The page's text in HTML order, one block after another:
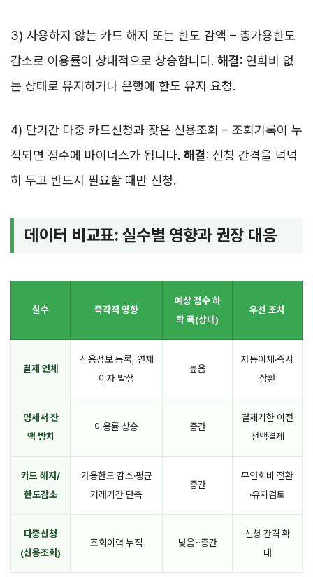
3) 사용하지 않는 카드 해지 또는 한도 감액 – 총가용한도
감소로 이용률이 상대적으로 상승합니다. 해결: 연회비 없
는 상태로 유지하거나 은행에 한도 유지 요청.
4) 단기간 다중 카드신청과 잦은 신용조회 – 조회기록이 누
적되면 점수에 마이너스가 됩니다. 해결: 신청 간격을 넉넉
히 두고 반드시 필요할 때만 신청.
데이터 비교표: 실수별 영향과 권장 대응
실수 즉각적 영향
예상 점수 하
락 폭(상대)
우선 조치
결제 연체
신용정보 등록, 연체
이자 발생
높음
자동이체·즉시
상환
명세서 잔
액 방치
이용률 상승 중간
결제기한 이전
전액결제
카드 해지/
한도감소
가용한도 감소·평균
거래기간 단축
중간
무연회비 전환
·유지검토
다중신청
(신용조회)
조회이력 누적 낮음~중간
신청 간격 확
대